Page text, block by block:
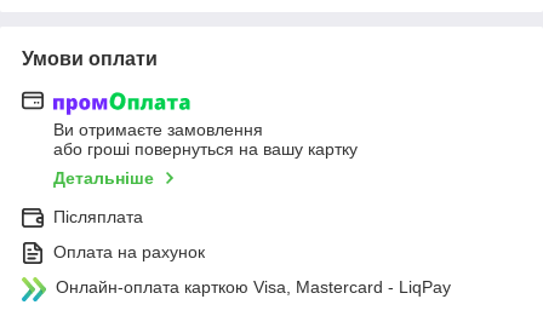
Умови оплати
Ви отримаєте замовлення
або гроші повернуться на вашу картку
Детальніше
Післяплата
Оплата на рахунок
Онлайн-оплата карткою Visa, Mastercard - LiqPay